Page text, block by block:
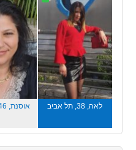
לאה, 38, תל אביב אוסנת, 46,